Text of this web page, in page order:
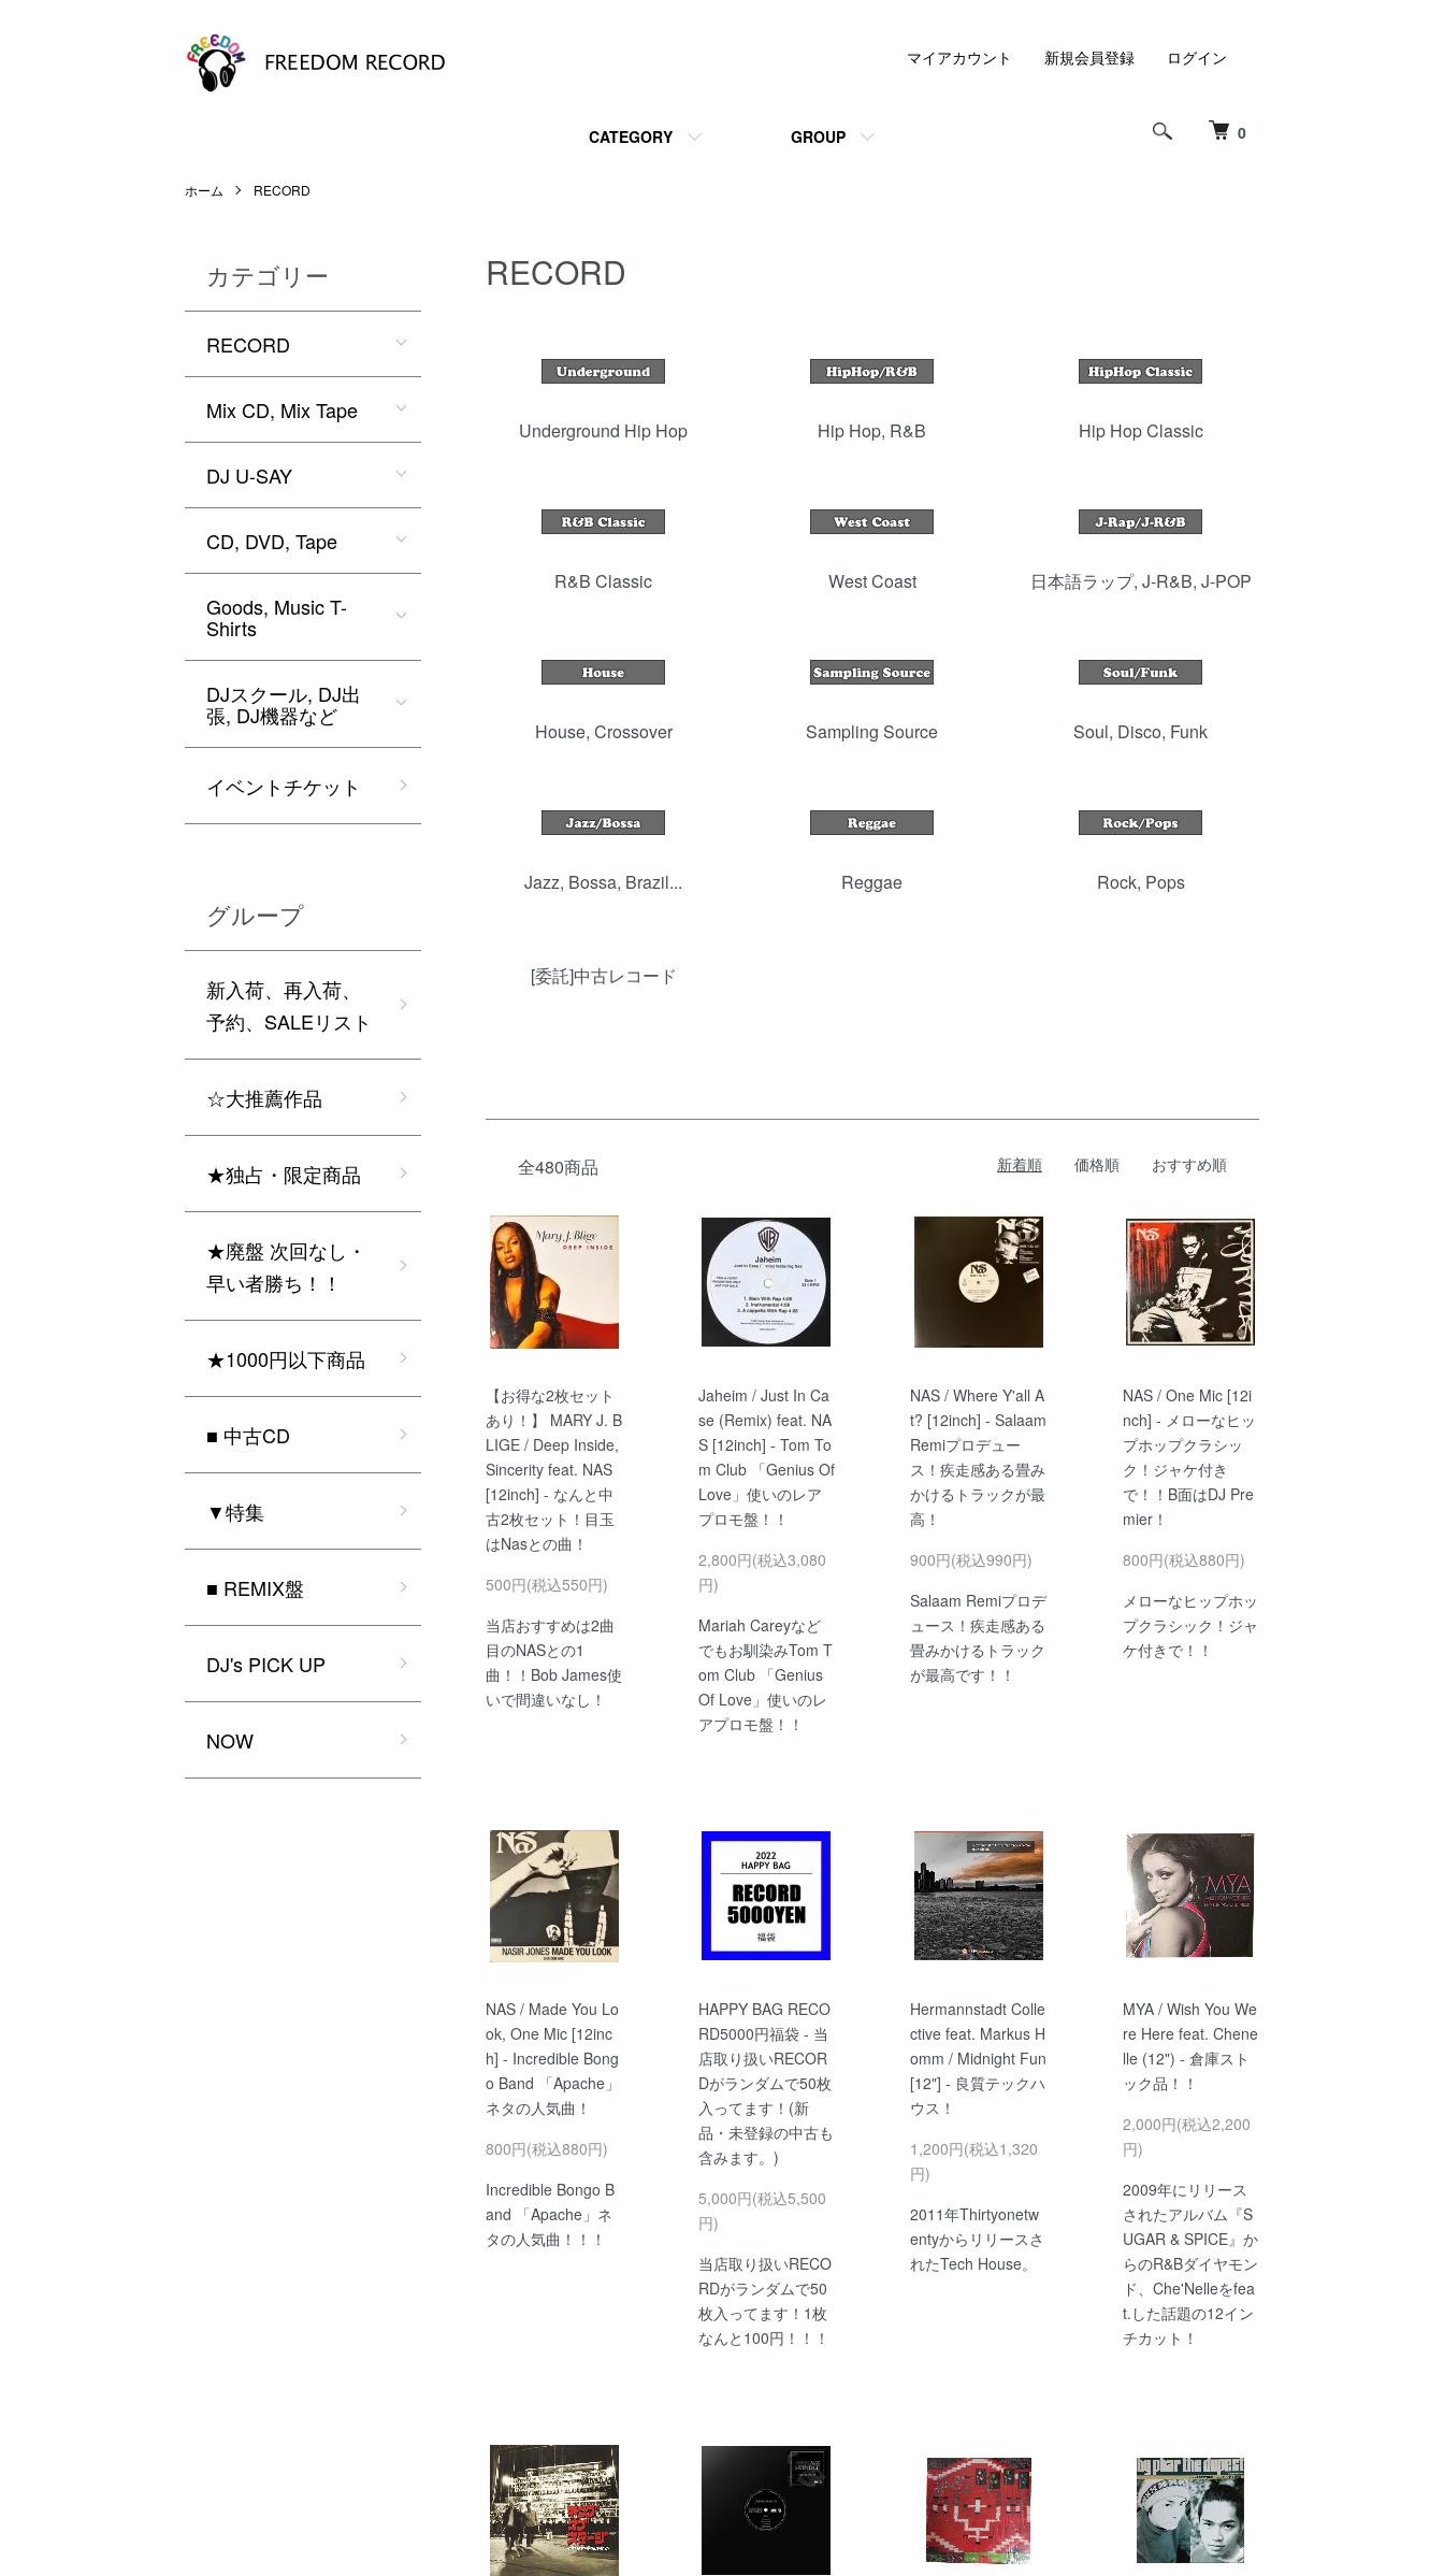
0
CATEGORY GROUP
マイアカウント 新規会員登録 ログイン
ホーム RECORD
RECORD
Underground Hip Hop Hip Hop, R&B Hip Hop Classic
R&B Classic West Coast 日本語ラップ, J-R&B, J-POP
House, Crossover Sampling Source Soul, Disco, Funk
Jazz, Bossa, Brazil... Reggae Rock, Pops
[委託]中古レコード
全480商品 新着順 価格順 おすすめ順
【お得な2枚セット
あり！】 MARY J. B
LIGE / Deep Inside,
Sincerity feat. NAS
[12inch] - なんと中
古2枚セット！目玉
はNasとの曲！
500円(税込550円)
当店おすすめは2曲
目のNASとの1
曲！！Bob James使
いで間違いなし！
Jaheim / Just In Ca
se (Remix) feat. NA
S [12inch] - Tom To
m Club 「Genius Of
Love」使いのレア
プロモ盤！！
2,800円(税込3,080
円)
Mariah Careyなど
でもお馴染みTom T
om Club 「Genius
Of Love」使いのレ
アプロモ盤！！
NAS / Where Y'all A
t? [12inch] - Salaam
Remiプロデュー
ス！疾走感ある畳み
かけるトラックが最
高！
900円(税込990円)
Salaam Remiプロデ
ュース！疾走感ある
畳みかけるトラック
が最高です！！
NAS / One Mic [12i
nch] - メローなヒッ
プホップクラシッ
ク！ジャケ付き
で！！B面はDJ Pre
mier！
800円(税込880円)
メローなヒップホッ
プクラシック！ジャ
ケ付きで！！
NAS / Made You Lo
ok, One Mic [12inc
h] - Incredible Bong
o Band 「Apache」
ネタの人気曲！
800円(税込880円)
Incredible Bongo B
and 「Apache」ネ
タの人気曲！！！
HAPPY BAG RECO
RD5000円福袋 - 当
店取り扱いRECOR
Dがランダムで50枚
入ってます！(新
品・未登録の中古も
含みます。)
5,000円(税込5,500
円)
当店取り扱いRECO
RDがランダムで50
枚入ってます！1枚
なんと100円！！！
Hermannstadt Colle
ctive feat. Markus H
omm / Midnight Fun
[12"] - 良質テックハ
ウス！
1,200円(税込1,320
円)
2011年Thirtyonetw
entyからリリースさ
れたTech House。
MYA / Wish You We
re Here feat. Chene
lle (12") - 倉庫スト
ック品！！
2,000円(税込2,200
円)
2009年にリリース
されたアルバム『S
UGAR & SPICE』か
らのR&Bダイヤモン
ド、Che'Nelleをfea
t.した話題の12イン
チカット！
カテゴリー
RECORD
Mix CD, Mix Tape
DJ U-SAY
CD, DVD, Tape
Goods, Music T-
Shirts
DJスクール, DJ出
張, DJ機器など
イベントチケット
グループ
新入荷、再入荷、
予約、SALEリスト
☆大推薦作品
★独占・限定商品
★廃盤 次回なし・
早い者勝ち！！
★1000円以下商品
■ 中古CD
▼特集
■ REMIX盤
DJ's PICK UP
NOW